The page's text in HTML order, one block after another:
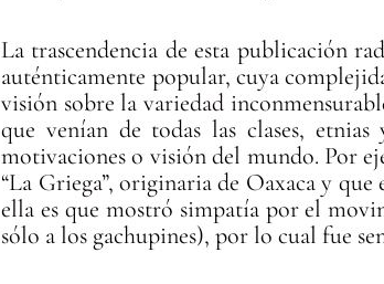
La trascendencia de esta publicación
auténticamente popular, cuya
visión sobre la variedad
que venían de todas las clases,
motivaciones o visión del mundo. Por
“La Griega”, originaria de Oaxaca y
ella es que mostró simpatía por el
sólo a los gachupines), por lo cual fue